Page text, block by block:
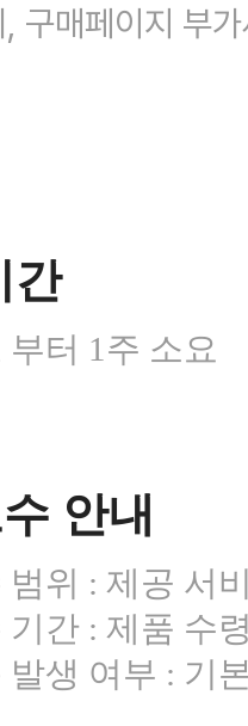
구매페이지 부
간
터 1주 소요
안내
범위 : 제공 서
기간 : 제품 수
발생 여부 : 기